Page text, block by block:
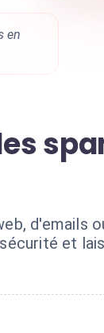
en
d'emails
et